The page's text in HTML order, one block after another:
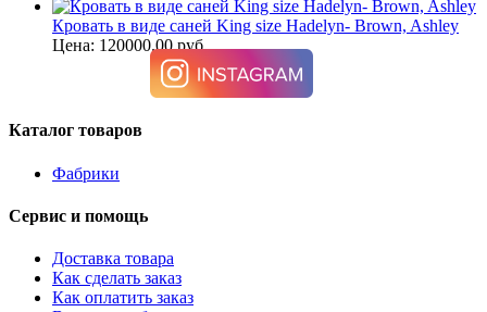
Кровать в виде саней King size Hadelyn- Brown, Ashley
Цена: 120000.00 руб.
Каталог товаров
Фабрики
Сервис и помощь
Доставка товара
Как сделать заказ
Как оплатить заказ